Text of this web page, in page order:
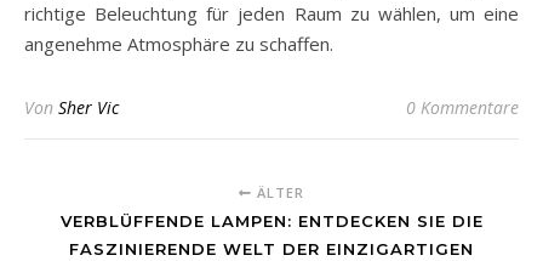
richtige Beleuchtung für jeden Raum zu wählen, um eine
angenehme Atmosphäre zu schaffen.
Von Sher Vic 0 Kommentare
ÄLTER
VERBLÜFFENDE LAMPEN: ENTDECKEN SIE DIE
FASZINIERENDE WELT DER EINZIGARTIGEN